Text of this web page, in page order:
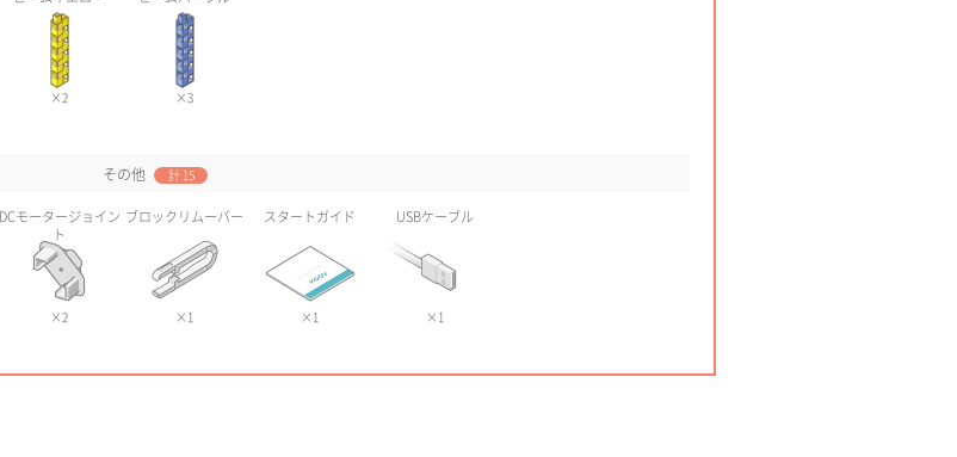
×2 ×3
その他 計 15
DCモータージョイン
ト
×2
ブロックリムーバー
×1
スタートガイド
×1
USBケーブル
×1